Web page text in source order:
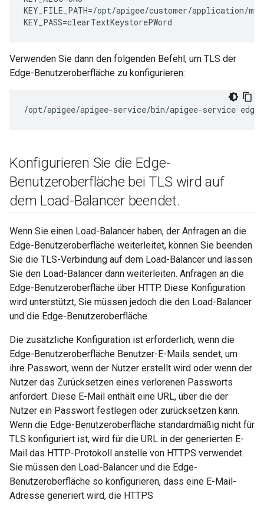
KEY_FILE_PATH=/opt/apigee/customer/application/
KEY_PASS=clearTextKeystorePWord
Verwenden Sie dann den folgenden Befehl, um TLS der
Edge-Benutzeroberfläche zu konfigurieren:
/opt/apigee/apigee-service/bin/apigee-service
Konfigurieren Sie die Edge-
Benutzeroberfläche bei TLS wird auf
dem Load-Balancer beendet.
Wenn Sie einen Load-Balancer haben, der Anfragen an die
Edge-Benutzeroberfläche weiterleitet, können Sie beenden
Sie die TLS-Verbindung auf dem Load-Balancer und lassen
Sie den Load-Balancer dann weiterleiten. Anfragen an die
Edge-Benutzeroberfläche über HTTP. Diese Konfiguration
wird unterstützt, Sie müssen jedoch die den Load-Balancer
und die Edge-Benutzeroberfläche.
Die zusätzliche Konfiguration ist erforderlich, wenn die
Edge-Benutzeroberfläche Benutzer-E-Mails sendet, um
ihre Passwort, wenn der Nutzer erstellt wird oder wenn der
Nutzer das Zurücksetzen eines verlorenen Passworts
anfordert. Diese E-Mail enthält eine URL, über die der
Nutzer ein Passwort festlegen oder zurücksetzen kann.
Wenn die Edge-Benutzeroberfläche standardmäßig nicht für
TLS konfiguriert ist, wird für die URL in der generierten E-
Mail das HTTP-Protokoll anstelle von HTTPS verwendet.
Sie müssen den Load-Balancer und die Edge-
Benutzeroberfläche so konfigurieren, dass eine E-Mail-
Adresse generiert wird, die HTTPS